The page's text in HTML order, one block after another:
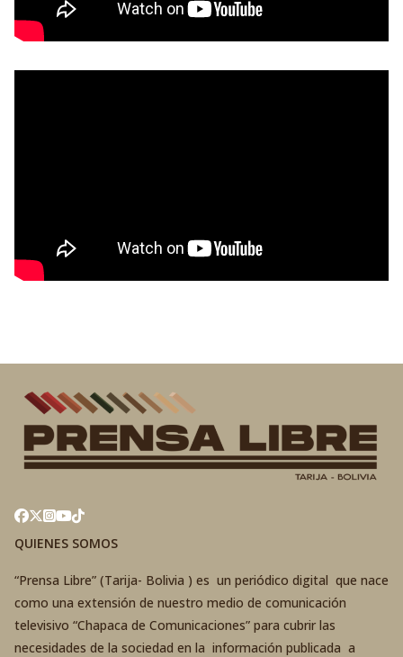
QUIENES SOMOS
“Prensa Libre” (Tarija- Bolivia ) es un periódico digital que nace
como una extensión de nuestro medio de comunicación
televisivo “Chapaca de Comunicaciones” para cubrir las
necesidades de la sociedad en la información publicada a